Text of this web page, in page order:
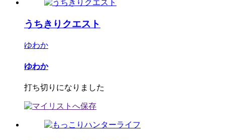
うちきりクエスト
ゆわか
ゆわか
打ち切りになりました